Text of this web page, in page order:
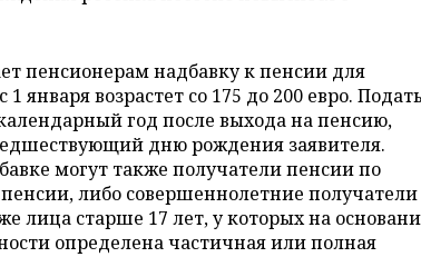
пенсионерам надбавку к пенсии для
января возрастет со 175 до 200 евро. Подать
год после выхода на пенсию,
дню рождения заявителя.
могут также получатели пенсии по
либо совершеннолетние получатели
лица старше 17 лет, у которых на
определена частичная или полная